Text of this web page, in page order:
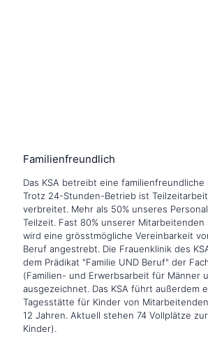
Familienfreundlich
Das KSA betreibt eine familienfreundliche
Trotz 24-Stunden-Betrieb ist
verbreitet. Mehr als 50% unseres
Teilzeit. Fast 80% unserer Mitarbeitenden
wird eine grösstmögliche Vereinbarkeit
Beruf angestrebt. Die Frauenklinik des
dem Prädikat "Familie UND Beruf" der
(Familien- und Erwerbsarbeit für Männer
ausgezeichnet. Das KSA führt außerdem
Tagesstätte für Kinder von
12 Jahren. Aktuell stehen 74 Vollplätze
Kinder).